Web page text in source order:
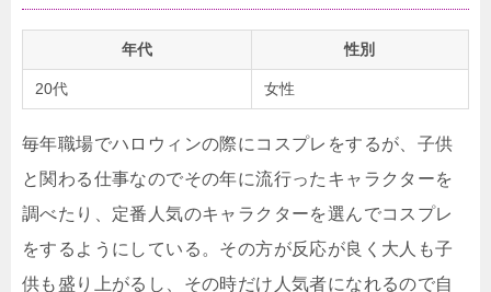
年代 性別
20代 女性
毎年職場でハロウィンの際にコスプレをするが、子供
と関わる仕事なのでその年に流行ったキャラクターを
調べたり、定番人気のキャラクターを選んでコスプレ
をするようにしている。その方が反応が良く大人も子
供も盛り上がるし、その時だけ人気者になれるので自